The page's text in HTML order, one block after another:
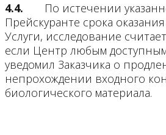
4.4. По истечении
Прейскуранте срока
Услуги, исследование
если Центр любым
уведомил Заказчика о
непрохождении входного
биологического материала.